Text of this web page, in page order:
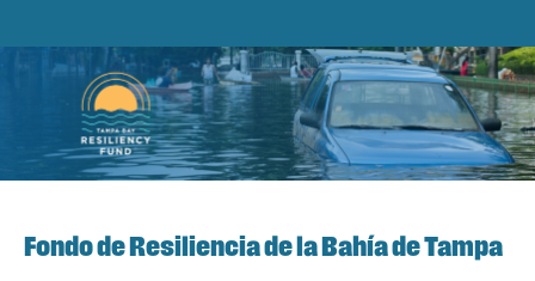
Fondo de Resiliencia de la Bahía de Tampa